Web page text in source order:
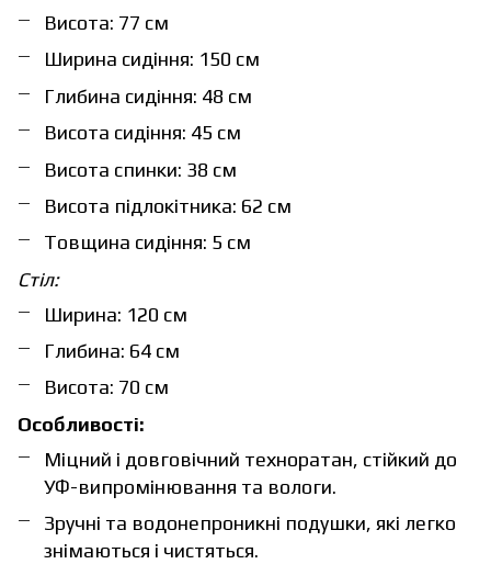
Висота: 77 см
Ширина сидіння: 150 см
Глибина сидіння: 48 см
Висота сидіння: 45 см
Висота спинки: 38 см
Висота підлокітника: 62 см
Товщина сидіння: 5 см
Стіл:
Ширина: 120 см
Глибина: 64 см
Висота: 70 см
Особливості:
Міцний і довговічний техноратан, стійкий до
УФ-випромінювання та вологи.
Зручні та водонепроникні подушки, які легко
знімаються і чистяться.